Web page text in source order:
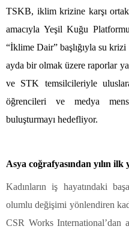
TSKB, iklim krizine karşı
amacıyla Yeşil Kuğu
“İklime Dair” başlığıyla su
ayda bir olmak üzere raporlar
ve STK temsilcileriyle
öğrencileri ve medya
buluşturmayı hedefliyor.
Asya coğrafyasından yılın ilk
Kadınların iş hayatındaki
olumlu değişimi yönlendiren
CSR Works